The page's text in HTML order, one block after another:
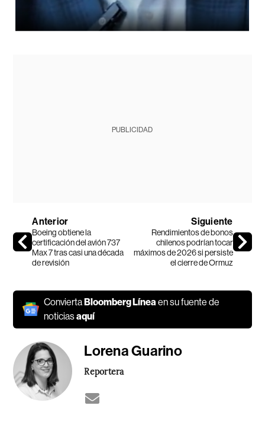
PUBLICIDAD
Anterior
Boeing obtiene la
certificación del avión 737
Max 7 tras casi una década
de revisión
Siguiente
Rendimientos de bonos
chilenos podrían tocar
máximos de 2026 si persiste
el cierre de Ormuz
ConviertaBloomberg Línea en su fuente de
noticiasaquí
Lorena Guarino
Reportera